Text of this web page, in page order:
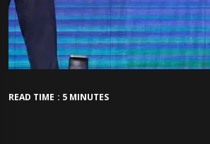
READ TIME : 5 MINUTES